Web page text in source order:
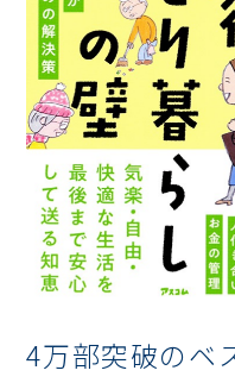
4万部突破のベ